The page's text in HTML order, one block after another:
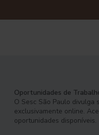
Oportunidades de
O Sesc São Paulo divulga
exclusivamente online.
oportunidades disponíveis.